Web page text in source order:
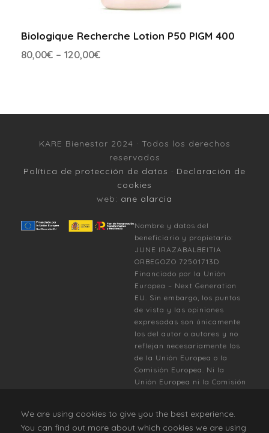
Biologique Recherche Lotion P50 PIGM 400
80,00€ – 120,00€
KARE Bienestar 2024 · Todos los derechos
reservados
Política de protección de datos · Declaración de
cookies
web: ane alarcia
Nombre y datos del
beneficiario y propietario:
JUNE IRAZABALBEITIA
ORBEGOZO 72501713D
Financiado por la Unión
Europea – Next Generation
EU. Sin embargo, los puntos
de vista y las opiniones
expresadas son únicamente
los del autor o autores y no
reflejan necesariamente los
de la Unión Europea o la
Comisión Europea. Ni la
Unión Europea ni la Comisión
de las mismas.
We are using cookies to give you the best experience.
You can find out more about which cookies we are using